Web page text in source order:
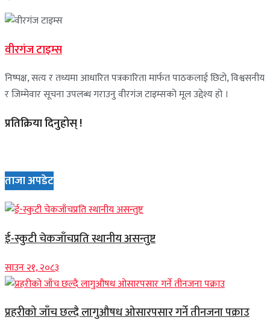
वीरगंज टाइम्स
निष्पक्ष, सत्य र तथ्यमा आधारित पत्रकारिता मार्फत पाठकलाई छिटो, विश्वसनीय
र जिम्मेवार सूचना उपलब्ध गराउनु वीरगंज टाइम्सको मूल उद्देश्य हो ।
प्रतिक्रिया दिनुहोस् !
ताजा अपडेट
ई-स्कुटी चेकजाँचप्रति स्थानीय असन्तुष्ट
साउन २१, २०८३
प्रहरीको जाँच छल्दै लागुऔषध ओसारपसार गर्ने तीनजना पक्राउ